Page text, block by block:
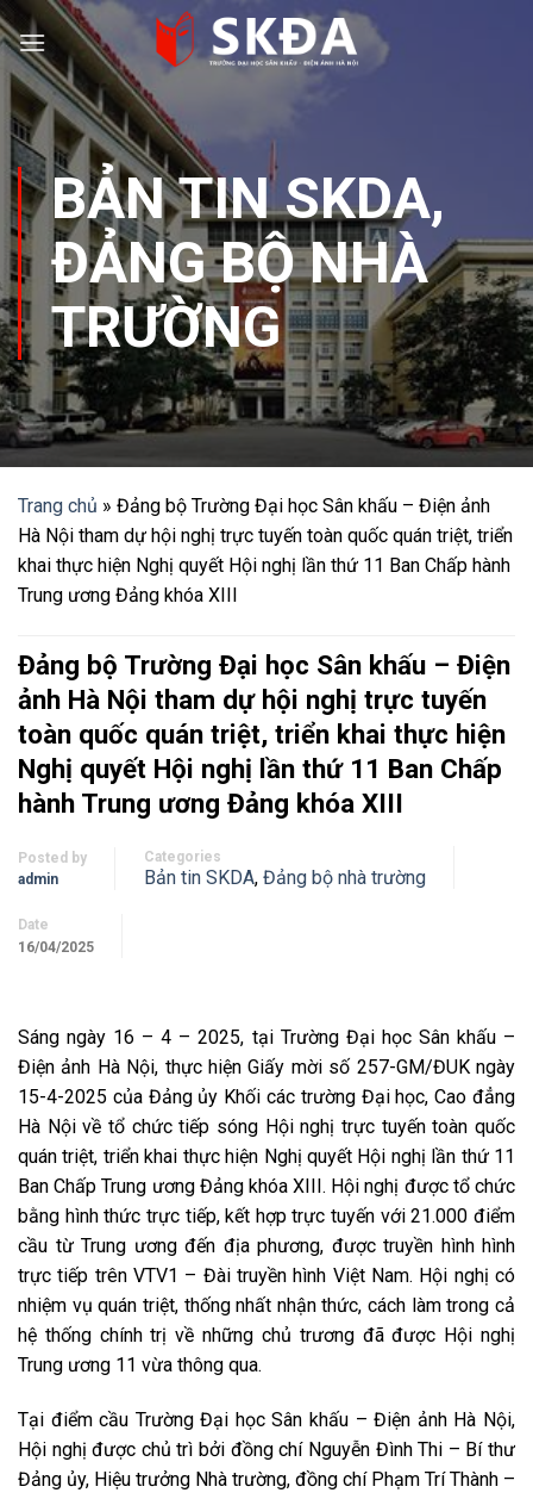
Skip
to
content
BẢN TIN SKDA,
ĐẢNG BỘ NHÀ
TRƯỜNG
Trang chủ » Đảng bộ Trường Đại học Sân khấu – Điện ảnh
Hà Nội tham dự hội nghị trực tuyến toàn quốc quán triệt, triển
khai thực hiện Nghị quyết Hội nghị lần thứ 11 Ban Chấp hành
Trung ương Đảng khóa XIII
Đảng bộ Trường Đại học Sân khấu – Điện
ảnh Hà Nội tham dự hội nghị trực tuyến
toàn quốc quán triệt, triển khai thực hiện
Nghị quyết Hội nghị lần thứ 11 Ban Chấp
hành Trung ương Đảng khóa XIII
Posted by
admin
Categories
Bản tin SKDA, Đảng bộ nhà trường
Date
16/04/2025
Sáng ngày 16 – 4 – 2025, tại Trường Đại học Sân khấu –
Điện ảnh Hà Nội, thực hiện Giấy mời số 257-GM/ĐUK ngày
15-4-2025 của Đảng ủy Khối các trường Đại học, Cao đẳng
Hà Nội về tổ chức tiếp sóng Hội nghị trực tuyến toàn quốc
quán triệt, triển khai thực hiện Nghị quyết Hội nghị lần thứ 11
Ban Chấp Trung ương Đảng khóa XIII. Hội nghị được tổ chức
bằng hình thức trực tiếp, kết hợp trực tuyến với 21.000 điểm
cầu từ Trung ương đến địa phương, được truyền hình hình
trực tiếp trên VTV1 – Đài truyền hình Việt Nam. Hội nghị có
nhiệm vụ quán triệt, thống nhất nhận thức, cách làm trong cả
hệ thống chính trị về những chủ trương đã được Hội nghị
Trung ương 11 vừa thông qua.
Tại điểm cầu Trường Đại học Sân khấu – Điện ảnh Hà Nội,
Hội nghị được chủ trì bởi đồng chí Nguyễn Đình Thi – Bí thư
Đảng ủy, Hiệu trưởng Nhà trường, đồng chí Phạm Trí Thành –